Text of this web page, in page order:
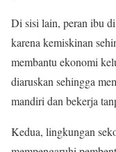
Di sisi lain, peran ibu
karena kemiskinan
membantu ekonomi
diaruskan sehingga
mandiri dan bekerja
Kedua, lingkungan